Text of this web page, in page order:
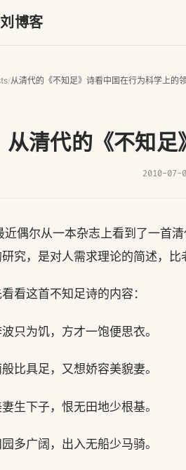
博客
/从清代的《不知足》诗看中国在行为科学上的
从清代的《不知
2010-07-
近偶尔从一本杂志上看到了一首
究，是对人需求理论的简述，比
看这首不知足诗的内容：
只为饥，方才一饱便思衣。
比具足，又想娇容美貌妻。
生下子，恨无田地少根基。
多广阔，出入无船少马骑。